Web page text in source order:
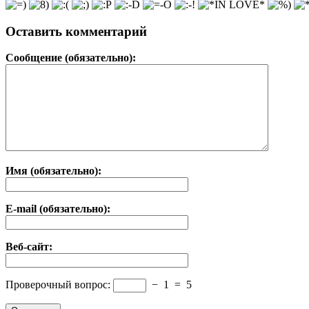
Оставить комментарий
Сообщение (обязательно):
Имя (обязательно):
E-mail (обязательно):
Веб-сайт:
Проверочный вопрос: − 1 = 5